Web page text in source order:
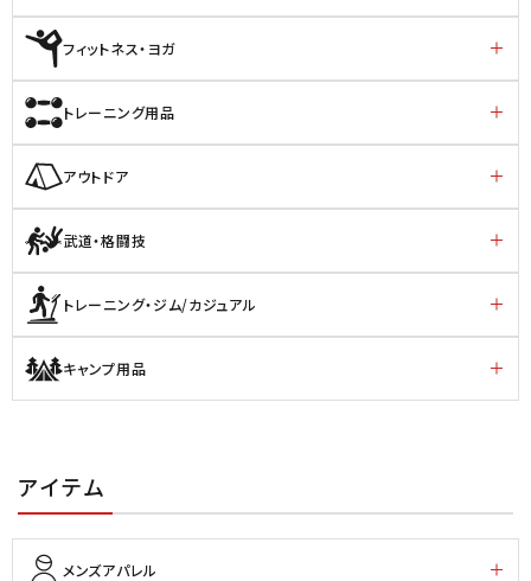
フィットネス・ヨガ
トレーニング用品
アウトドア
武道・格闘技
トレーニング・ジム/カジュアル
キャンプ用品
アイテム
メンズアパレル